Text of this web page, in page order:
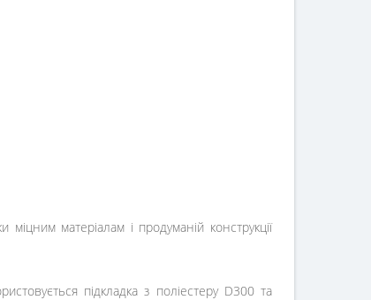
матеріалам і продуманій конструкції
підкладка з поліестеру D300 та